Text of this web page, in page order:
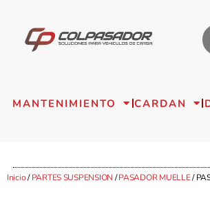
MANTENIMIENTO CARDAN
Inicio/PARTES SUSPENSION /PASADOR MUELLE/